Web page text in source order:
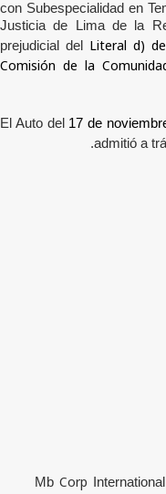
con Subespecialidad en
Justicia de Limade la
prejudicial del Literal d)
Comisión de la
El Auto del 17 de
admitió a
Mb Corp